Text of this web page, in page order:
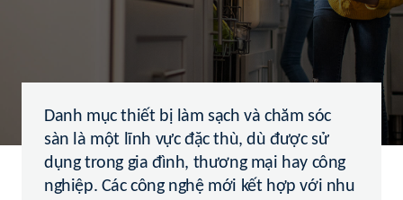
Danh mục thiết bị làm sạch và chăm sóc
sàn là một lĩnh vực đặc thù, dù được sử
dụng trong gia đình, thương mại hay công
nghiệp. Các công nghệ mới kết hợp với nhu